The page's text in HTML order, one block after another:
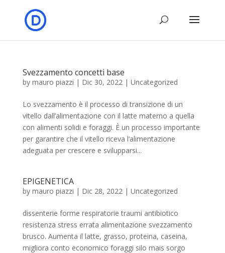
Svezzamento concetti base
by mauro piazzi | Dic 30, 2022| Uncategorized
Lo svezzamento è il processo di transizione di un
vitello dall’alimentazione con il latte materno a quella
con alimenti solidi e foraggi. È un processo importante
per garantire che il vitello riceva l’alimentazione
adeguata per crescere e svilupparsi...
EPIGENETICA
by mauro piazzi | Dic 28, 2022| Uncategorized
dissenterie forme respiratorie traumi antibiotico
resistenza stress errata alimentazione svezzamento
brusco. Aumenta il latte, grasso, proteina, caseina,
migliora conto economico foraggi silo mais sorgo